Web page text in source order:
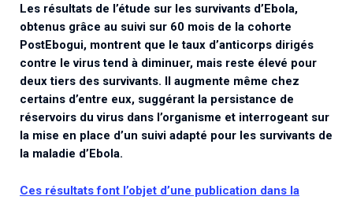
Associations de patient.e.s
Collaboration avec les acteurs communautaires
Cellules Émergence
Retrouvez toutes les cellules Émergence, actives ou
inactives.
Les résultats de l’étude sur les survivants d’Ebola,
obtenus grâce au suivi sur 60 mois de la cohorte
PostEbogui, montrent que le taux d’anticorps dirigés
contre le virus tend à diminuer, mais reste élevé pour
deux tiers des survivants. Il augmente même chez
certains d’entre eux, suggérant la persistance de
réservoirs du virus dans l’organisme et interrogeant sur
la mise en place d’un suivi adapté pour les survivants de
la maladie d’Ebola.
Ces résultats font l’objet d’une publication dans la